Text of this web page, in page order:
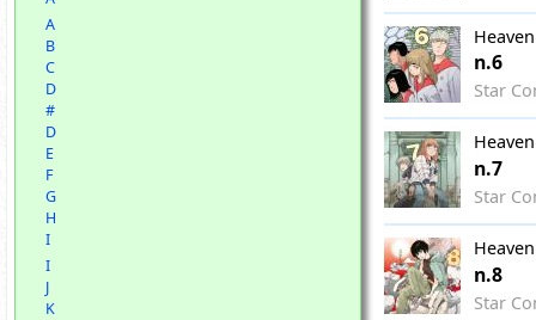
n.6
Star
n.7
Star
n.8
Star
A
B
C
D
#
D
E
F
G
H
I
I
J
K